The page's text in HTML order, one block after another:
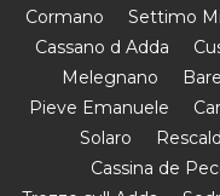
Cormano
Settimo
Cassano d Adda
Melegnano
Pieve Emanuele
Solaro
Cassina de